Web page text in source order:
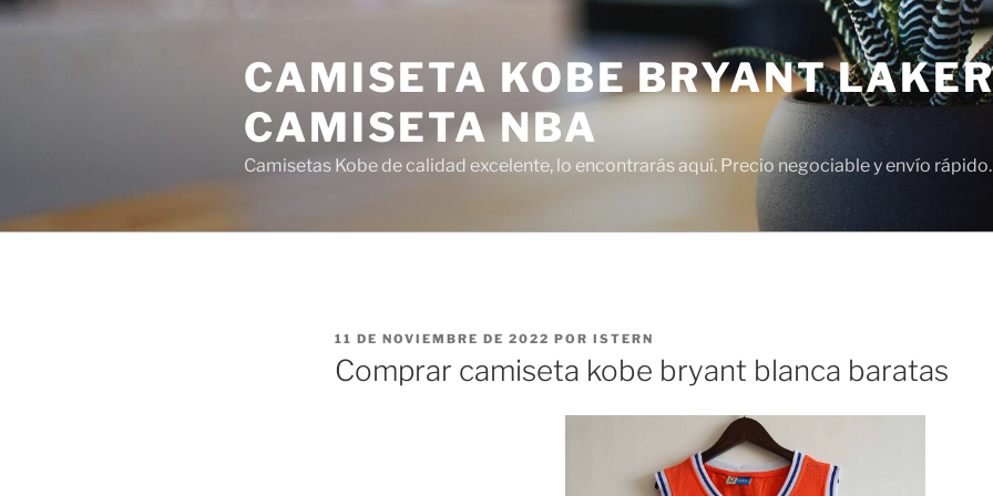
Saltar
CAMISETA KOBE BRYANT
CAMISETA NBA
Camisetas Kobe de calidad excelente, lo encontrarás aquí. Precio negociable y envío rápido.
PUBLICADO
EL
11 DE NOVIEMBRE DE 2022 POR ISTERN
Comprar camiseta kobe bryant blanca baratas